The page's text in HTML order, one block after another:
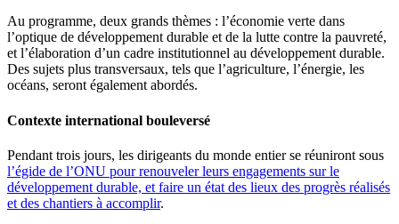
Au programme, deux grands thèmes : l’économie verte dans
l’optique de développement durable et de la lutte contre la pauvreté,
et l’élaboration d’un cadre institutionnel au développement durable.
Des sujets plus transversaux, tels que l’agriculture, l’énergie, les
océans, seront également abordés.
Contexte international bouleversé
Pendant trois jours, les dirigeants du monde entier se réuniront sous
l’égide de l’ONU pour renouveler leurs engagements sur le
développement durable, et faire un état des lieux des progrès réalisés
et des chantiers à accomplir.